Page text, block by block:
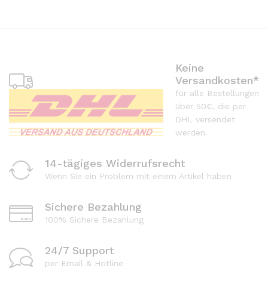
Keine
Versandkosten*
für alle Bestellungen
über 50€, die per
DHL versendet
werden.
14-tägiges Widerrufsrecht
Wenn Sie ein Problem mit einem Artikel haben
Sichere Bezahlung
100% Sichere Bezahlung
24/7 Support
per Email & Hotline